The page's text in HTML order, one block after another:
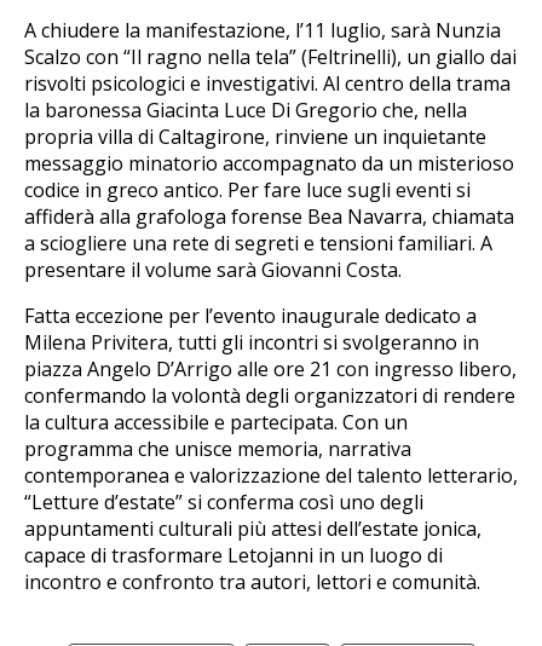
A chiudere la manifestazione, l’11 luglio, sarà Nunzia
Scalzo con “Il ragno nella tela” (Feltrinelli), un giallo dai
risvolti psicologici e investigativi. Al centro della trama
la baronessa Giacinta Luce Di Gregorio che, nella
propria villa di Caltagirone, rinviene un inquietante
messaggio minatorio accompagnato da un misterioso
codice in greco antico. Per fare luce sugli eventi si
affiderà alla grafologa forense Bea Navarra, chiamata
a sciogliere una rete di segreti e tensioni familiari. A
presentare il volume sarà Giovanni Costa.
Fatta eccezione per l’evento inaugurale dedicato a
Milena Privitera, tutti gli incontri si svolgeranno in
piazza Angelo D’Arrigo alle ore 21 con ingresso libero,
confermando la volontà degli organizzatori di rendere
la cultura accessibile e partecipata. Con un
programma che unisce memoria, narrativa
contemporanea e valorizzazione del talento letterario,
“Letture d’estate” si conferma così uno degli
appuntamenti culturali più attesi dell’estate jonica,
capace di trasformare Letojanni in un luogo di
incontro e confronto tra autori, lettori e comunità.